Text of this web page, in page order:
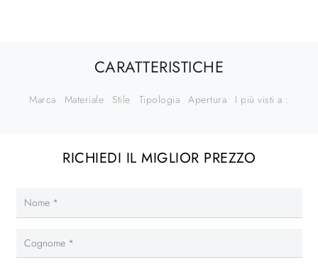
CARATTERISTICHE
Marca Materiale Stile Tipologia Apertura I più visti a :
RICHIEDI IL MIGLIOR PREZZO